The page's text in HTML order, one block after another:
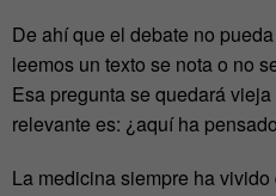
De ahí que el debate no
leemos un texto se nota o no
Esa pregunta se quedará
relevante es: ¿aquí ha
La medicina siempre ha